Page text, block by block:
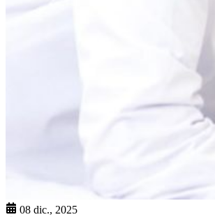
08 dic., 2025